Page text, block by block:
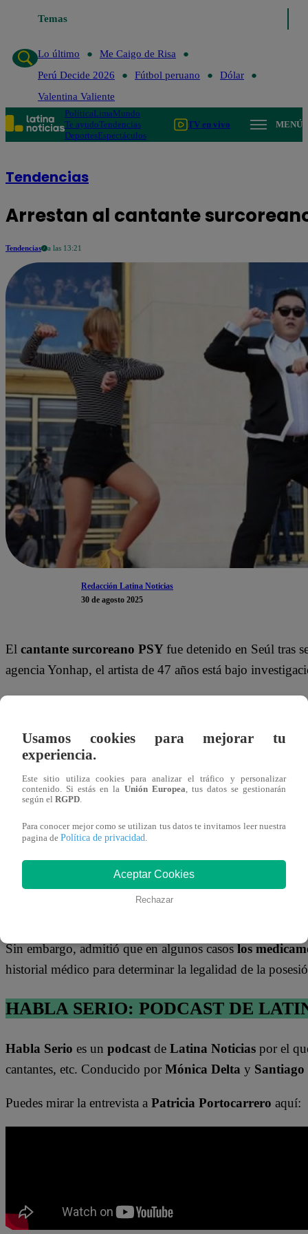
Temas
Lo último
Me Caigo de Risa
Perú Decide 2026
Fútbol peruano
Dólar
Valentina Valiente
PolíticaLimaMundo
Te ayudoTendencias
DeportesEspectáculos
TV en vivo MENÚ
Tendencias
Arrestan al cantante
Tendencias a las 13:21
Redacción Latina Noticias
30 de agosto 2025
El cantante surcoreano PSYfue detenido en Seúl tras
agencia Yonhap, el artista de 47 años está bajo
Te puede interesar
Fiscalía
investiga a
niñera tras
el piso 16 en
En Corea del Sur, la posesión de estos fármacos sin la
Sin embargo, admitió que en algunos casos los
historial médico para determinar la legalidad de la
HABLA SERIO: PODCAST DE
Habla Serio es un podcast de Latina Noticias por el
cantantes, etc. Conducido por Mónica Delta y Santiago
Puedes mirar la entrevista a Patricia Portocarrero aquí:
Usamos cookies para mejorar tu
experiencia.
Este sitio utiliza cookies para analizar el tráfico y personalizar
contenido. Si estás en la Unión Europea , tus datos se gestionarán
según el RGPD
Para conocer mejor como se utilizan tus datos te invitamos leer nuestra
pagina de Política de privacidad
Aceptar Cookies
Rechazar